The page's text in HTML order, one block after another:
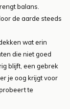
balans.
de aarde steeds
wat erin
die niet goed
blijft, een gebrek
je oog krijgt voor
te